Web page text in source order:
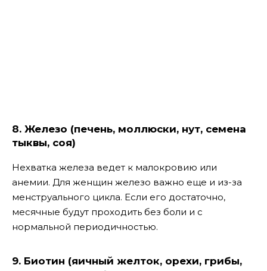
8. Железо (печень, моллюски, нут, семена
тыквы, соя)
Нехватка железа ведет к малокровию или
анемии. Для женщин железо важно еще и из-за
менструального цикла. Если его достаточно,
месячные будут проходить без боли и с
нормальной периодичностью.
9. Биотин (яичный желток, орехи, грибы,